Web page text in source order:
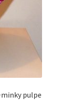
pulpe